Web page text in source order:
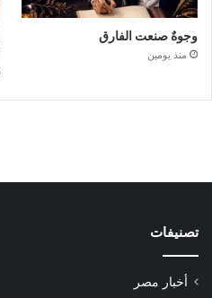
وجوهٌ صنعت الفارق
منذ يومين
تصنيفات
أخبار مصر